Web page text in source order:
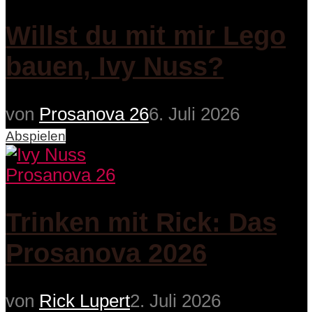
Willst du mit mir Lego
bauen, Ivy Nuss?
von Prosanova 266. Juli 2026
Abspielen
Prosanova 26
Trinken mit Rick: Das
Prosanova 2026
von Rick Lupert2. Juli 2026